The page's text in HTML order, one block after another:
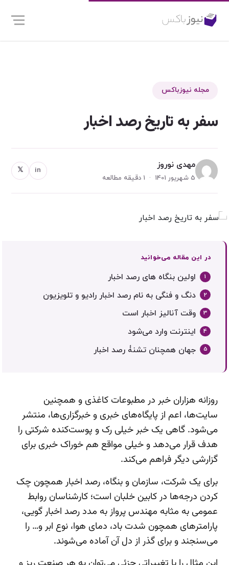
مجله نیوزباکس
سفر به تاریخ رصد اخبار
مهدی نوروز
5 شهریور 1401 · 1 دقیقه مطالعه
in
𝕏
در این مقاله می‌خوانید
اولین بنگاه های رصد اخبار
دنگ و فنگی به نام رصد اخبار رادیو و تلویزیون
وقت آنالیز اخبار است
اینترنت وارد می‌شود
جهان همچنان تشنۀ رصد اخبار
روزانه هزاران خبر در مطبوعات کاغذی و همچنین
سایت‌ها، اعم از پایگاه‌های خبری و خبرگزاری‌ها، منتشر
می‌شود. گاهی یک خبر خیلی رک و پوست‌کنده شرکتی را
هدف قرار می‌دهد و خیلی مواقع هم خوراک خبری برای
گزارشی دیگر فراهم می‌کند.
برای یک شرکت، سازمان و بنگاه، رصد اخبار همچون چک
کردن درجه‌ها در کابین خلبان است؛ کارشناسان روابط
عمومی به مثابه مهندس پرواز به مدد رصد اخبار گویی،
پارامترهای همچون شدت باد، دمای هوا، نوع ابر و… را
می‌سنجند و برای گذر از دل آن آماده می‌شوند.